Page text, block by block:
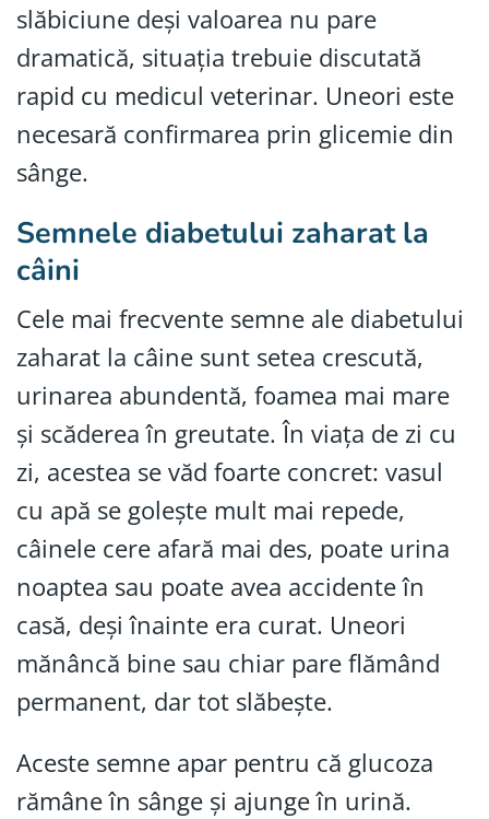
slăbiciune deși valoarea nu pare
dramatică, situația trebuie discutată
rapid cu medicul veterinar. Uneori este
necesară confirmarea prin glicemie din
sânge.
Semnele diabetului zaharat la
câini
Cele mai frecvente semne ale diabetului
zaharat la câine sunt setea crescută,
urinarea abundentă, foamea mai mare
și scăderea în greutate. În viața de zi cu
zi, acestea se văd foarte concret: vasul
cu apă se golește mult mai repede,
câinele cere afară mai des, poate urina
noaptea sau poate avea accidente în
casă, deși înainte era curat. Uneori
mănâncă bine sau chiar pare flămând
permanent, dar tot slăbește.
Aceste semne apar pentru că glucoza
rămâne în sânge și ajunge în urină.